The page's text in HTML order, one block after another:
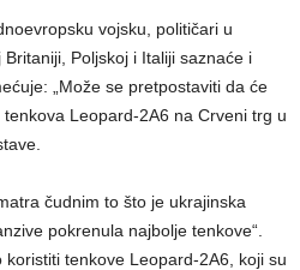
vojsku, političari u
Poljskoj i Italiji saznaće i
„Može se pretpostaviti da će
Leopard-2A6 na Crveni trg u
čudnim to što je ukrajinska
pokrenula najbolje tenkove“.
tenkove Leopard-2A6, koji su